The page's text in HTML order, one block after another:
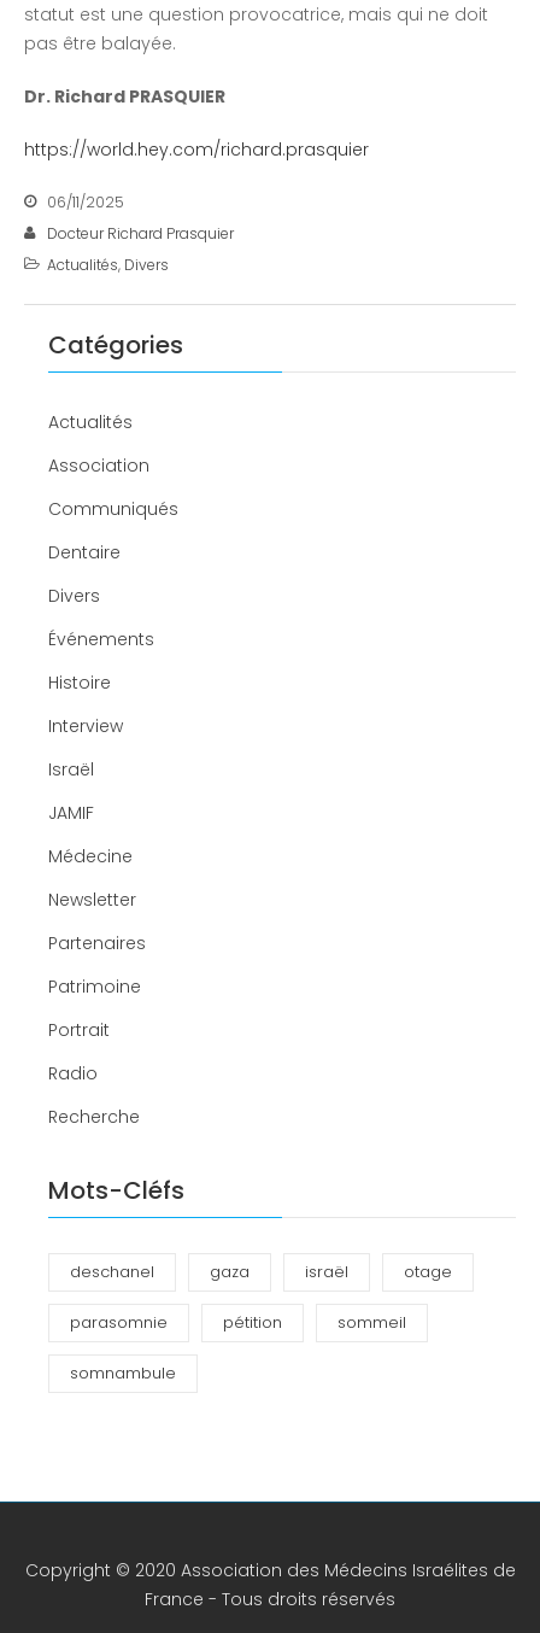
statut est une question provocatrice, mais qui ne doit
pas être balayée.
Dr. Richard PRASQUIER
https://world.hey.com/richard.prasquier
06/11/2025
Docteur Richard Prasquier
Actualités, Divers
Catégories
Actualités
Association
Communiqués
Dentaire
Divers
Événements
Histoire
Interview
Israël
JAMIF
Médecine
Newsletter
Partenaires
Patrimoine
Portrait
Radio
Recherche
Mots-Cléfs
deschanel gaza israël otage
parasomnie pétition sommeil
somnambule
Copyright © 2020 Association des Médecins Israélites de
France - Tous droits réservés